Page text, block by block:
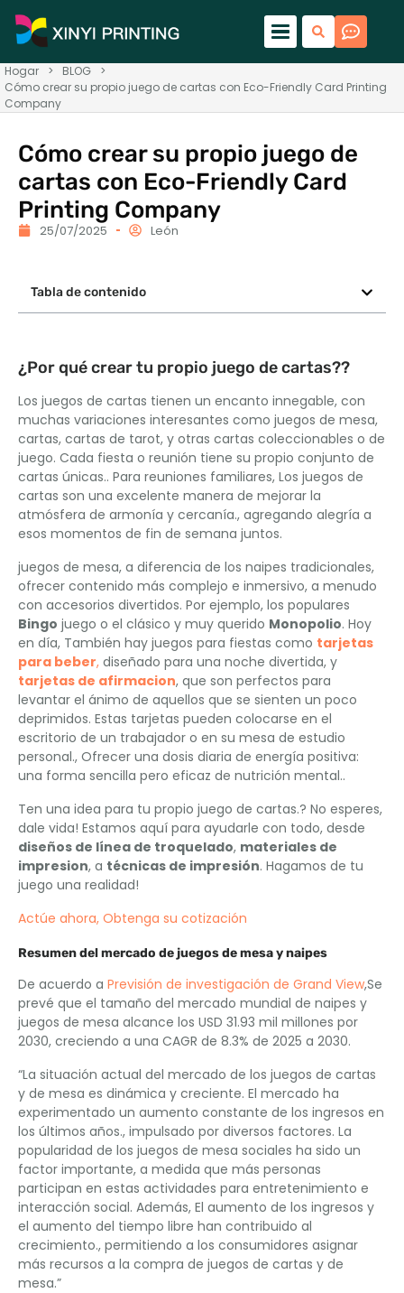
Hogar > BLOG
>
Cómo crear su propio juego de cartas con Eco-Friendly Card Printing
Company
Cómo crear su propio juego de
cartas con Eco-Friendly Card
Printing Company
25/07/2025 León
Tabla de contenido
¿Por qué crear tu propio juego de cartas??
Los juegos de cartas tienen un encanto innegable, con
muchas variaciones interesantes como juegos de mesa,
cartas, cartas de tarot, y otras cartas coleccionables o de
juego. Cada fiesta o reunión tiene su propio conjunto de
cartas únicas.. Para reuniones familiares, Los juegos de
cartas son una excelente manera de mejorar la
atmósfera de armonía y cercanía., agregando alegría a
esos momentos de fin de semana juntos.
juegos de mesa, a diferencia de los naipes tradicionales,
ofrecer contenido más complejo e inmersivo, a menudo
con accesorios divertidos. Por ejemplo, los populares
Bingo juego o el clásico y muy querido Monopolio. Hoy
en día, También hay juegos para fiestas como tarjetas
para beber, diseñado para una noche divertida, y
tarjetas de afirmacion, que son perfectos para
levantar el ánimo de aquellos que se sienten un poco
deprimidos. Estas tarjetas pueden colocarse en el
escritorio de un trabajador o en su mesa de estudio
personal., Ofrecer una dosis diaria de energía positiva:
una forma sencilla pero eficaz de nutrición mental..
Ten una idea para tu propio juego de cartas.? No esperes,
dale vida! Estamos aquí para ayudarle con todo, desde
diseños de línea de troquelado, materiales de
impresion, a técnicas de impresión. Hagamos de tu
juego una realidad!
Actúe ahora, Obtenga su cotización
Resumen del mercado de juegos de mesa y naipes
De acuerdo a Previsión de investigación de Grand View,Se
prevé que el tamaño del mercado mundial de naipes y
juegos de mesa alcance los USD 31.93 mil millones por
2030, creciendo a una CAGR de 8.3% de 2025 a 2030.
“La situación actual del mercado de los juegos de cartas
y de mesa es dinámica y creciente. El mercado ha
experimentado un aumento constante de los ingresos en
los últimos años., impulsado por diversos factores. La
popularidad de los juegos de mesa sociales ha sido un
factor importante, a medida que más personas
participan en estas actividades para entretenimiento e
interacción social. Además, El aumento de los ingresos y
el aumento del tiempo libre han contribuido al
crecimiento., permitiendo a los consumidores asignar
más recursos a la compra de juegos de cartas y de
mesa.”